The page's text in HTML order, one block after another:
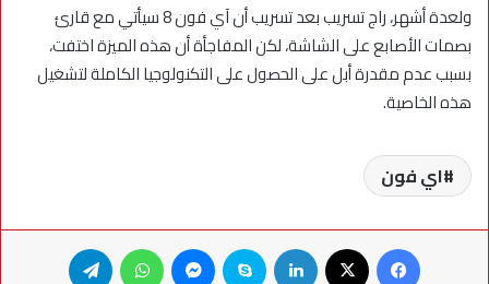
ولعدة أشهر، راج تسريب بعد تسريب أن آي فون 8 سيأتي مع قارئ
بصمات الأصابع على الشاشة، لكن المفاجأة أن هذه الميزة اختفت،
بسبب عدم مقدرة أبل على الحصول على التكنولوجيا الكاملة لتشغيل
هذه الخاصية.
اي فون
فيسبوك لينكدإن سكايب ماسنجر واتساب